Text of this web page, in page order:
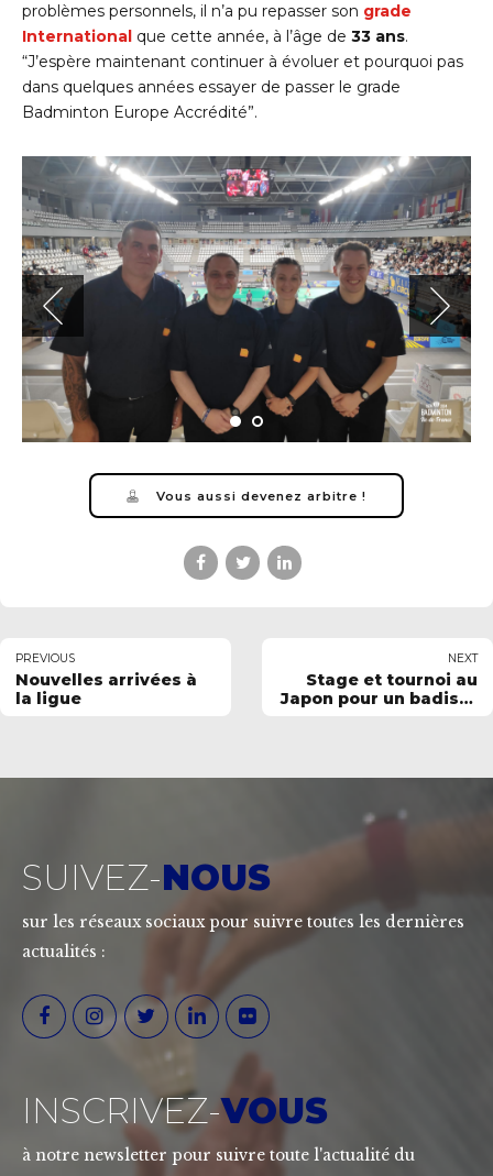
problèmes personnels, il n’a pu repasser son grade
International que cette année, à l’âge de 33 ans.
“J’espère maintenant continuer à évoluer et pourquoi pas
dans quelques années essayer de passer le grade
Badminton Europe Accrédité”.
Vous aussi devenez arbitre !
PREVIOUS
Nouvelles arrivées à
la ligue
NEXT
Stage et tournoi au
Japon pour un badiste
SUIVEZ-NOUS
sur les réseaux sociaux pour suivre toutes les dernières
actualités :
INSCRIVEZ-VOUS
à notre newsletter pour suivre toute l'actualité du